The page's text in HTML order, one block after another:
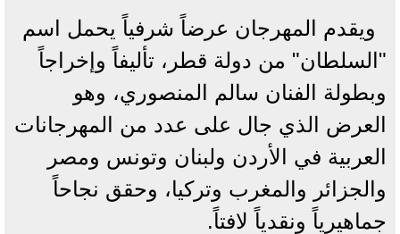
ويقدم المهرجان عرضاً شرفياً يحمل اسم
"السلطان" من دولة قطر، تأليفاً وإخراجاً
وبطولة الفنان سالم المنصوري، وهو
العرض الذي جال على عدد من المهرجانات
العربية في الأردن ولبنان وتونس ومصر
والجزائر والمغرب وتركيا، وحقق نجاحاً
جماهيرياً ونقدياً لافتاً.